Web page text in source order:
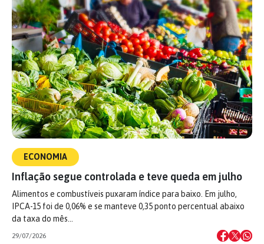
ECONOMIA
Inflação segue controlada e teve queda em julho
Alimentos e combustíveis puxaram índice para baixo. Em julho,
IPCA-15 foi de 0,06% e se manteve 0,35 ponto percentual abaixo
da taxa do mês…
29/07/2026